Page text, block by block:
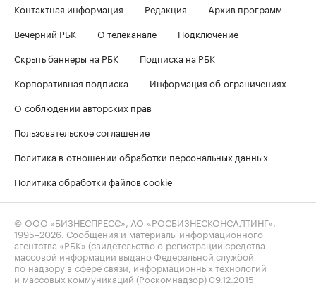
Контактная информация Редакция
Архив программ
Вечерний РБК
О телеканале
Подключение
Скрыть баннеры на РБК
Подписка на РБК
Корпоративная подписка
Информация об ограничениях
О соблюдении авторских прав
Пользовательское соглашение
Политика в отношении обработки персональных данных
Политика обработки файлов cookie
© ООО «БИЗНЕСПРЕСС», АО «РОСБИЗНЕСКОНСАЛТИНГ»,
1995–2026 . Сообщения и материалы информационного
агентства «РБК» (свидетельство о регистрации средства
массовой информации выдано Федеральной службой
по надзору в сфере связи, информационных технологий
и массовых коммуникаций (Роскомнадзор) 09.12.2015